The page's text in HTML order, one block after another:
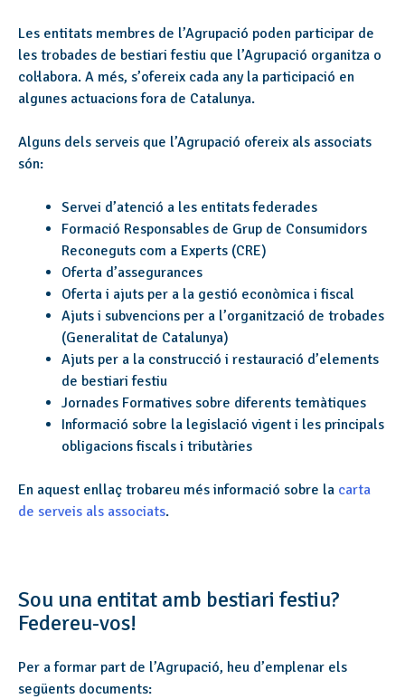
Les entitats membres de l’Agrupació poden participar de
les trobades de bestiari festiu que l’Agrupació organitza o
col·labora. A més, s’ofereix cada any la participació en
algunes actuacions fora de Catalunya.
Alguns dels serveis que l’Agrupació ofereix als associats
són:
Servei d’atenció a les entitats federades
Formació Responsables de Grup de Consumidors
Reconeguts com a Experts (CRE)
Oferta d’assegurances
Oferta i ajuts per a la gestió econòmica i fiscal
Ajuts i subvencions per a l’organització de trobades
(Generalitat de Catalunya)
Ajuts per a la construcció i restauració d’elements
de bestiari festiu
Jornades Formatives sobre diferents temàtiques
Informació sobre la legislació vigent i les principals
obligacions fiscals i tributàries
En aquest enllaç trobareu més informació sobre la carta
de serveis als associats.
Sou una entitat amb bestiari festiu?
Federeu-vos!
Per a formar part de l’Agrupació, heu d’emplenar els
següents documents: